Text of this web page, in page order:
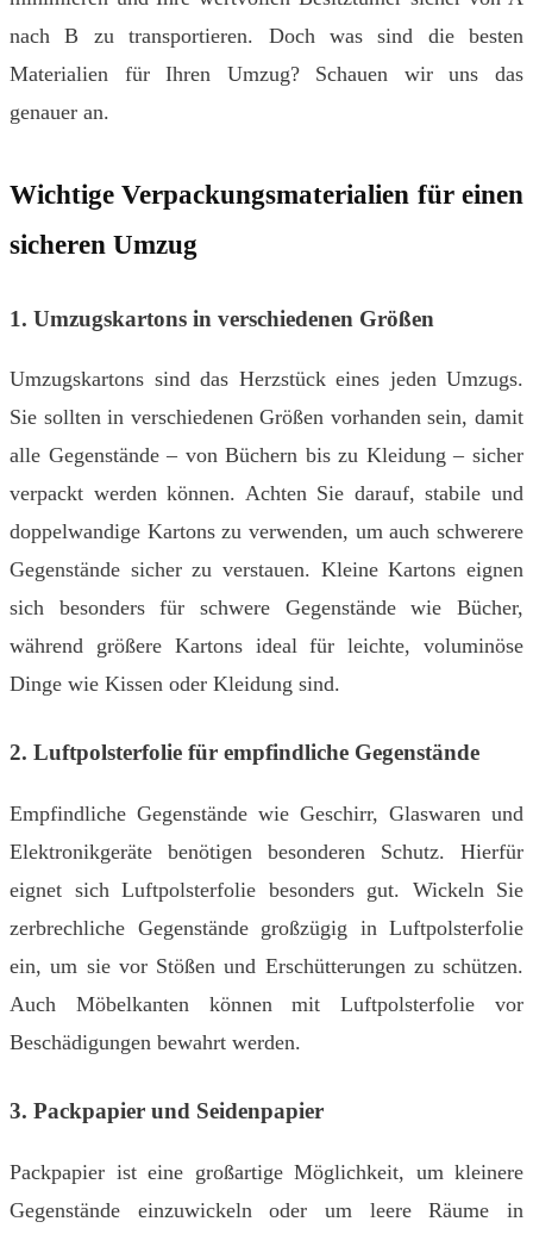
nach B zu transportieren. Doch was sind die besten
Materialien für Ihren Umzug? Schauen wir uns das
genauer an.
Wichtige Verpackungsmaterialien für einen
sicheren Umzug
1. Umzugskartons in verschiedenen Größen
Umzugskartons sind das Herzstück eines jeden Umzugs.
Sie sollten in verschiedenen Größen vorhanden sein, damit
alle Gegenstände – von Büchern bis zu Kleidung – sicher
verpackt werden können. Achten Sie darauf, stabile und
doppelwandige Kartons zu verwenden, um auch schwerere
Gegenstände sicher zu verstauen. Kleine Kartons eignen
sich besonders für schwere Gegenstände wie Bücher,
während größere Kartons ideal für leichte, voluminöse
Dinge wie Kissen oder Kleidung sind.
2. Luftpolsterfolie für empfindliche Gegenstände
Empfindliche Gegenstände wie Geschirr, Glaswaren und
Elektronikgeräte benötigen besonderen Schutz. Hierfür
eignet sich Luftpolsterfolie besonders gut. Wickeln Sie
zerbrechliche Gegenstände großzügig in Luftpolsterfolie
ein, um sie vor Stößen und Erschütterungen zu schützen.
Auch Möbelkanten können mit Luftpolsterfolie vor
Beschädigungen bewahrt werden.
3. Packpapier und Seidenpapier
Packpapier ist eine großartige Möglichkeit, um kleinere
Gegenstände einzuwickeln oder um leere Räume in